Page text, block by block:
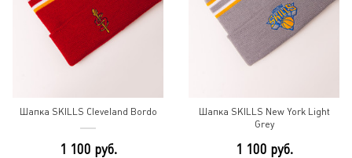
Шапка SKILLS Cleveland Bordo
1 100 руб.
Шапка SKILLS New York Light
Grey
1 100 руб.